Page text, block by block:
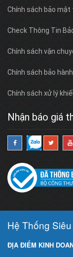
Chính sách bảo mật
Check Thông Tin
Chính sách vận
Chính sách bảo
Chính sách xử lý
Nhận báo giá
Hệ Thống
ĐỊA ĐIỂM KINH